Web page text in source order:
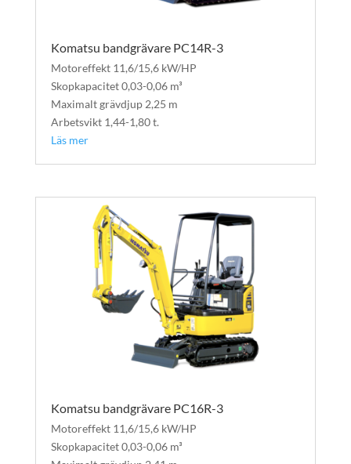
Komatsu bandgrävare PC14R-3
Motoreffekt 11,6/15,6 kW/HP
Skopkapacitet 0,03-0,06 m³
Maximalt grävdjup 2,25 m
Arbetsvikt 1,44-1,80 t.
Läs mer
Komatsu bandgrävare PC16R-3
Motoreffekt 11,6/15,6 kW/HP
Skopkapacitet 0,03-0,06 m³